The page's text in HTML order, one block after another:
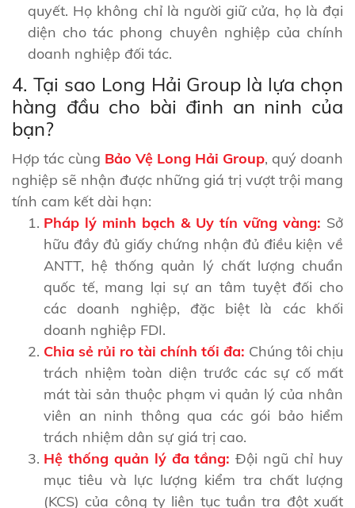
quyết. Họ không chỉ là người giữ cửa, họ là đại
diện cho tác phong chuyên nghiệp của chính
doanh nghiệp đối tác.
4. Tại sao Long Hải Group là lựa chọn
hàng đầu cho bài đinh an ninh của
bạn?
Hợp tác cùng Bảo Vệ Long Hải Group, quý doanh
nghiệp sẽ nhận được những giá trị vượt trội mang
tính cam kết dài hạn:
Pháp lý minh bạch & Uy tín vững vàng: Sở
hữu đầy đủ giấy chứng nhận đủ điều kiện về
ANTT, hệ thống quản lý chất lượng chuẩn
quốc tế, mang lại sự an tâm tuyệt đối cho
các doanh nghiệp, đặc biệt là các khối
doanh nghiệp FDI.
Chia sẻ rủi ro tài chính tối đa: Chúng tôi chịu
trách nhiệm toàn diện trước các sự cố mất
mát tài sản thuộc phạm vi quản lý của nhân
viên an ninh thông qua các gói bảo hiểm
trách nhiệm dân sự giá trị cao.
Hệ thống quản lý đa tầng: Đội ngũ chỉ huy
mục tiêu và lực lượng kiểm tra chất lượng
(KCS) của công ty liên tục tuần tra đột xuất